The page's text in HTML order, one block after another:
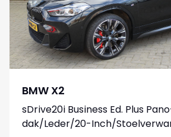
BMW X2
sDrive20i Business Ed. Plus
dak/Leder/20-Inch/